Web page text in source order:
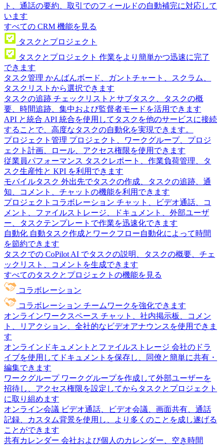
ト、通話の要約、取引でのフィールドの自動補完に対応して
います
すべての CRM 機能を見る
タスクとプロジェクト
タスクとプロジェクト 作業をより簡単かつ迅速に完了
できます
タスク管理 かんばんボード、ガントチャート、スクラム、
タスクリストから選択できます
タスクの追跡 チェックリストとサブタスク、タスクの概
要、時間追跡、集中および監督者モードを活用できます
API と統合 API 統合を使用してタスクを他のサービスに接続
することで、高度なタスクの自動化を実現できます。
プロジェクト管理 プロジェクト、ワークグループ、プロジ
ェクト計画、ロール、アクセス権限を使用できます
従業員パフォーマンス タスクレポート、作業負荷管理、タ
スク生産性と KPI を利用できます
モバイルタスク 外出先でタスクの作成、タスクの追跡、通
知、コメント、チャットの機能を利用できます
プロジェクトコラボレーション チャット、ビデオ通話、コ
メント、ファイルストレージ、ドキュメント、外部ユーザ
ー、タスクテンプレートで作業を迅速化できます
自動化 自動タスク作成とワークフロー自動化によって時間
を節約できます
タスクでの CoPilot AI でタスクの説明、タスクの概要、チェ
ックリスト、コメントを生成できます
すべてのタスクとプロジェクトの機能を見る
コラボレーション
コラボレーション チームワークを強化できます
オンラインワークスペース チャット、社内掲示板、コメン
ト、リアクション、全社的なビデオアナウンスを使用できま
す
オンラインドキュメントとファイルストレージ 会社のドラ
イブを使用してドキュメントを保存し、同僚と簡単に共有・
編集できます
ワークグループ ワークグループを作成して外部ユーザーを
招待し、アクセス権限を設定してからタスクとプロジェクト
に取り組めます
オンライン会議 ビデオ通話、ビデオ会議、画面共有、通話
記録、カスタム背景を使用し、より多くのことを成し遂げる
ことができます
共有カレンダー 会社および個人のカレンダー、空き時間